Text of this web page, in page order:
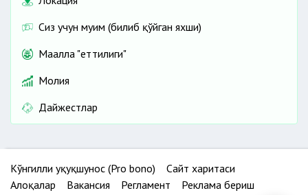
Сиз учун муҳим (билиб қўйган яхши)
Маҳалла "еттилиги"
Молия
Дайжестлар
Кўнгилли ҳуқуқшунос (Pro bono)
Сайт харитаси
Алоқалар
Вакансия Регламент
Реклама бериш